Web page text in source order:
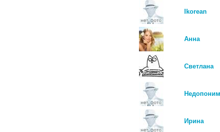
Ikorean
Анна
Светлана
Ирина